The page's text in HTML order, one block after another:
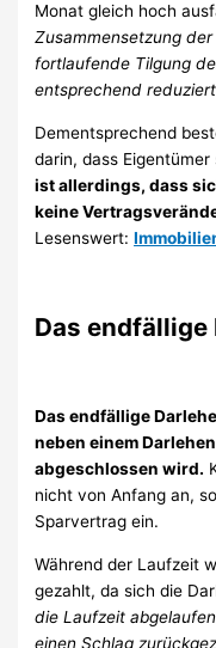
Monat gleich hoch
Zusammensetzung
fortlaufende Tilgung
entsprechend reduziert
Dementsprechend
darin, dass
ist allerdings, dass
keine
Lesenswert:
Das endfällige
Das endfällige
neben einem
abgeschlossen wird.
nicht von Anfang an,
Sparvertrag ein.
Während der Laufzeit
gezahlt, da sich die
die Laufzeit
einen Schlag